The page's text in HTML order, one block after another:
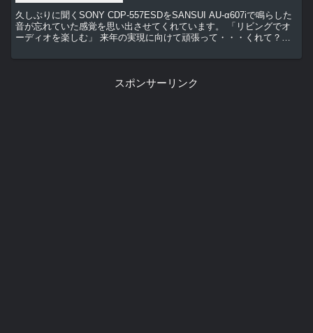
久しぶりに聞くSONY CDP-557ESDをSANSUI AU-α607iで鳴らした
音が忘れていた感覚を思い出させてくれています。 「リビングでオ
ーディオを楽しむ」 来年の実現に向けて頑張って・・・くれて？い
スポンサーリンク